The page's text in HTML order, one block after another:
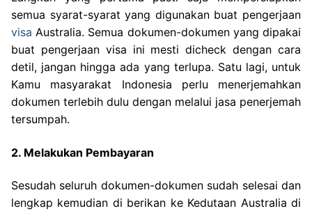
semua syarat-syarat yang digunakan buat pengerjaan
visa Australia. Semua dokumen-dokumen yang dipakai
buat pengerjaan visa ini mesti dicheck dengan cara
detil, jangan hingga ada yang terlupa. Satu lagi, untuk
Kamu masyarakat Indonesia perlu menerjemahkan
dokumen terlebih dulu dengan melalui jasa penerjemah
tersumpah.
2. Melakukan Pembayaran
Sesudah seluruh dokumen-dokumen sudah selesai dan
lengkap kemudian di berikan ke Kedutaan Australia di